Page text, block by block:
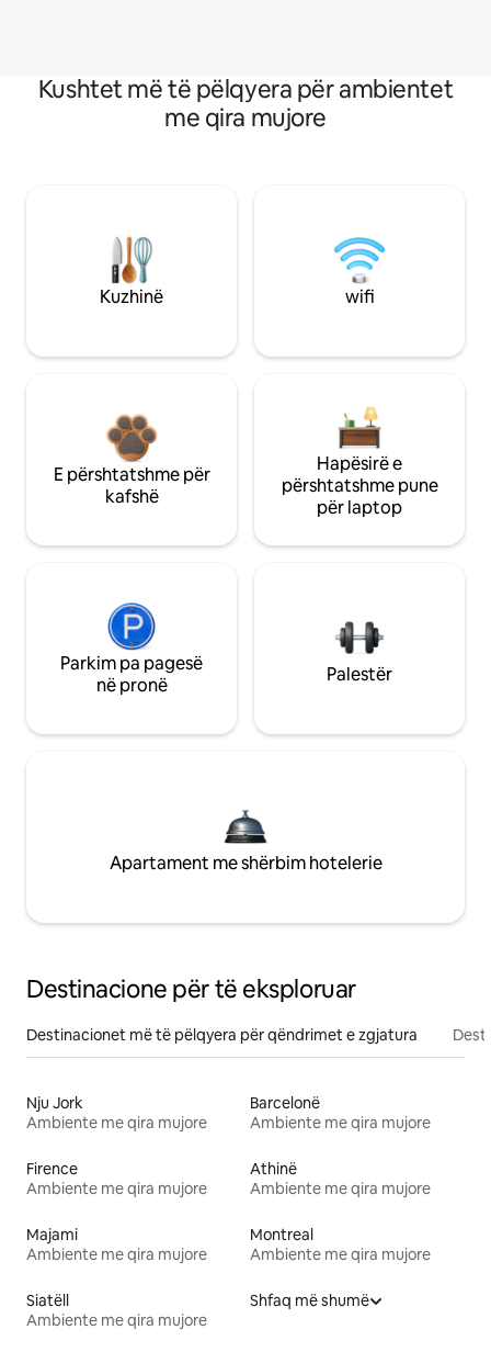
Kushtet më të pëlqyera për ambientet
me qira mujore
Kuzhinë wifi
E përshtatshme për
kafshë
Hapësirë e
përshtatshme pune
për laptop
Parkim pa pagesë
në pronë
Palestër
Apartament me shërbim hotelerie
Destinacione për të eksploruar
Destinacionet më të pëlqyera për qëndrimet e zgjatura
Nju Jork
Ambiente me qira mujore
Barcelonë
Ambiente me qira mujore
Firence
Ambiente me qira mujore
Athinë
Ambiente me qira mujore
Majami
Ambiente me qira mujore
Montreal
Ambiente me qira mujore
Siatëll
Ambiente me qira mujore
Shfaq më shumë